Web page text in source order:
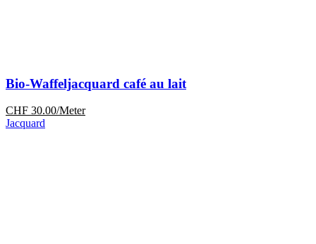
Bio-Waffeljacquard café au lait
CHF 30.00/Meter
Jacquard